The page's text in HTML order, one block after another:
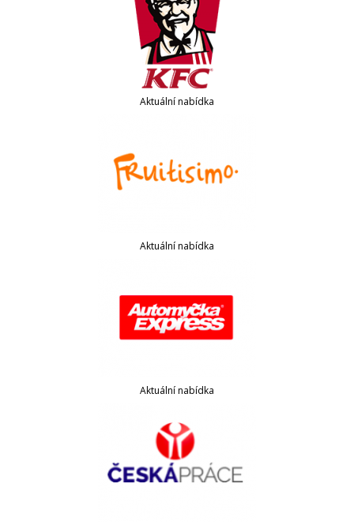
Aktuální nabídka
Aktuální nabídka
Aktuální nabídka